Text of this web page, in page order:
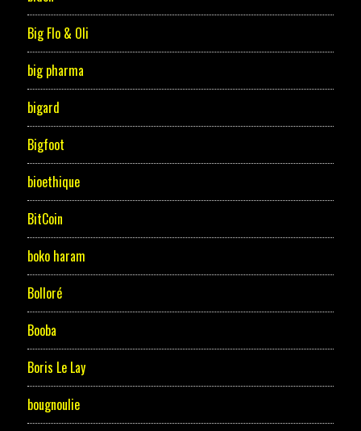
Big Flo & Oli
big pharma
bigard
Bigfoot
bioethique
BitCoin
boko haram
Bolloré
Booba
Boris Le Lay
bougnoulie